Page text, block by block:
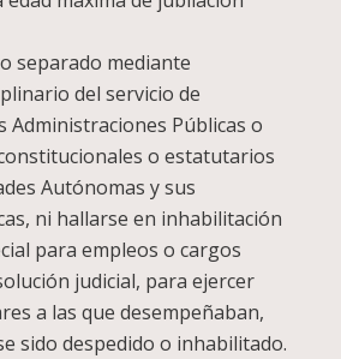
separado mediante
del servicio de
Administraciones Públicas o
o estatutarios
Autónomas y sus
ni hallarse en inhabilitación
para empleos o cargos
judicial, para ejercer
a las que desempeñaban,
sido despedido o inhabilitado.